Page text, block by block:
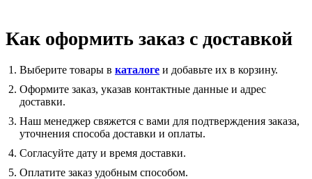
Как оформить заказ с доставкой
Выберите товары в каталоге и добавьте их в корзину.
Оформите заказ, указав контактные данные и адрес
доставки.
Наш менеджер свяжется с вами для подтверждения заказа,
уточнения способа доставки и оплаты.
Согласуйте дату и время доставки.
Оплатите заказ удобным способом.